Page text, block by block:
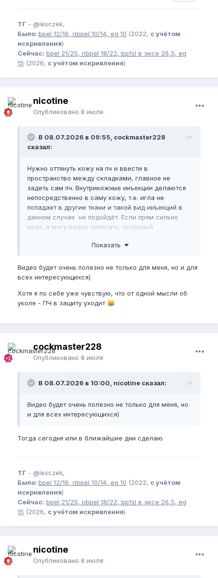
ТГ - @lesczek,
Было: bpel 12/16, nbpel 10/14, eg 10 (2022, с учётом
искривления)
Сейчас: bpel 21/25, nbpel 18/22, bpfsl в эксе 26,5, eg
15 (2026, с учётом искривления)
nicotine
Опубликовано 8 июля
В 08.07.2026 в 09:55, cockmaster228
сказал:
Нужно оттянуть кожу на пч и ввести в
пространство между складками, главное не
задеть сам пч. Внутрикожные инъекции делаются
непосредственно в саму кожу, т.е. игла не
попадает в другие ткани и такой вид инъекций в
данном случае не подойдёт. Если прям сильно
надо, я могу видео записать, условный
Показать
Видео будет очень полезно не только для меня, но и для
всех интересующихся)
Хотя я по себе уже чувствую, что от одной мысли об
уколе - ПЧ в защиту уходит 😹
cockmaster228
Опубликовано 8 июля
В 08.07.2026 в 10:00, nicotine сказал:
Видео будет очень полезно не только для меня, но
и для всех интересующихся)
Тогда сегодня или в ближайшие дни сделаю.
ТГ - @lesczek,
Было: bpel 12/16, nbpel 10/14, eg 10 (2022, с учётом
искривления)
Сейчас: bpel 21/25, nbpel 18/22, bpfsl в эксе 26,5, eg
15 (2026, с учётом искривления)
nicotine
Опубликовано 8 июля